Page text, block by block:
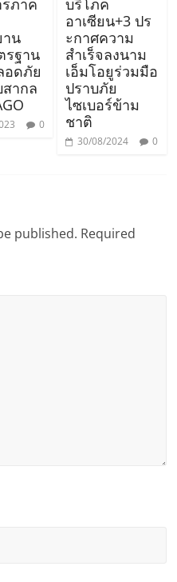
ภาค
าน
รฐาน
อดภัย
ากล
0
บริโภค
อาเซียน+3 ปร
ะกาศความ
สำเร็จลงนาม
เอ็มโอยูร่วมมือ
ปราบภัย
ไซเบอร์ข้าม
ชาติ
30/08/2024 0
published. Required